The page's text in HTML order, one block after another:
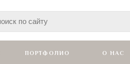
ПОРТФОЛИО О НАС